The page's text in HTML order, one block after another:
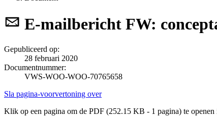
E-mailbericht FW:
Gepubliceerd op:
28 februari 2020
Documentnummer:
VWS-WOO-WOO-70765658
Sla pagina-voorvertoning over
Klik op een pagina om de PDF (252.15 KB - 1 pagina) te